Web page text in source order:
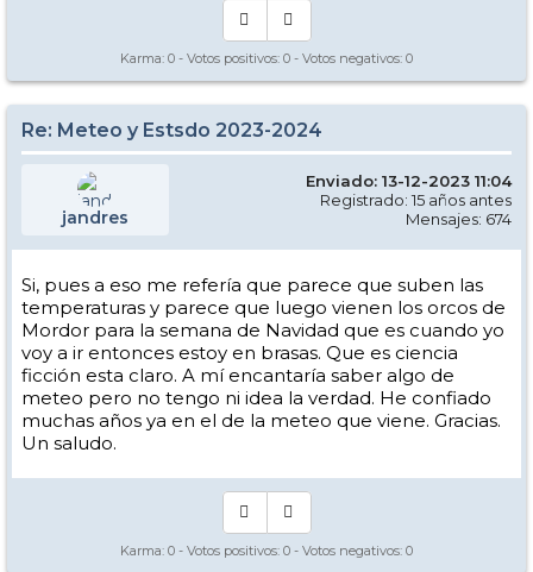
Karma: 0 - Votos positivos: 0 - Votos negativos: 0
Re: Meteo y Estsdo 2023-2024
jandres
Enviado: 13-12-2023 11:04
Registrado: 15 años antes
Mensajes: 674
Si, pues a eso me refería que parece que suben las
temperaturas y parece que luego vienen los orcos de
Mordor para la semana de Navidad que es cuando yo
voy a ir entonces estoy en brasas. Que es ciencia
ficción esta claro. A mí encantaría saber algo de
meteo pero no tengo ni idea la verdad. He confiado
muchas años ya en el de la meteo que viene. Gracias.
Un saludo.
Karma: 0 - Votos positivos: 0 - Votos negativos: 0